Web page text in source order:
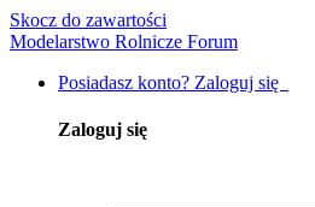
Skocz do zawartości
Modelarstwo Rolnicze Forum
Posiadasz konto? Zaloguj się
Zaloguj się